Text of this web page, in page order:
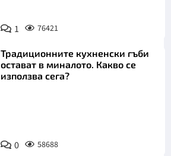
1 76421
Традиционните кухненски гъби
остават в миналото. Какво се
използва сега?
0 58688